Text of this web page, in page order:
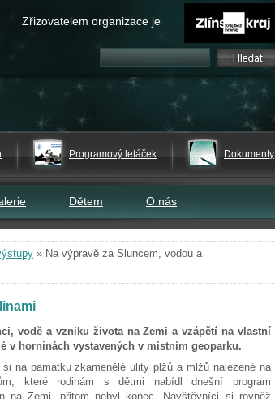
Zřizovatelem organizace je
Programový letáček Dokumenty
Dětem O nás
» Na výpravě za Sluncem, vodou a
vodě a vzniku života na Zemi a vzápětí na vlastní
v horninách vystavených v místním geoparku.
na památku zkamenělé ulity plžů a mlžů nalezené na
které rodinám s dětmi nabídl dnešní program
na Zemi, přitom nebyl konec. Návštěvníci si rovněž